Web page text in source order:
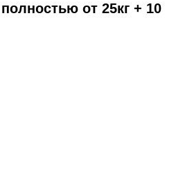
от 25кг + 10